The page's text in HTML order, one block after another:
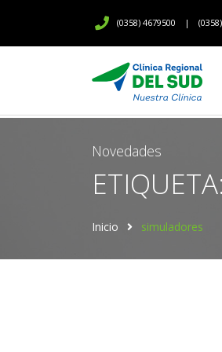
(0358) 4679500 |
Novedades
ETIQUETA:
Inicio simuladores